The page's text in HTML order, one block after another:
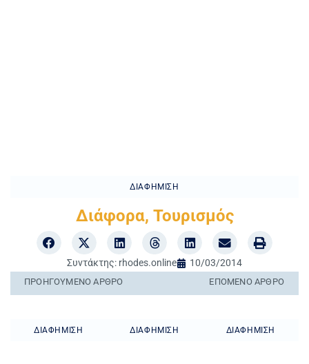
ΔΙΑΦΉΜΙΣΗ
Διάφορα, Τουρισμός
Συντάκτης: rhodes.online 10/03/2014
ΠΡΟΗΓΟΎΜΕΝO ΆΡΘΡΟ ΕΠΌΜΕΝΟ ΆΡΘΡΟ
ΔΙΑΦΉΜΙΣΗ ΔΙΑΦΉΜΙΣΗ ΔΙΑΦΉΜΙΣΗ